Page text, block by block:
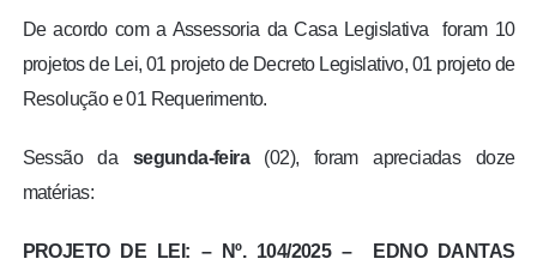
COLUNISTAS
De acordo com a Assessoria da Casa Legislativa foram 10
projetos de Lei, 01 projeto de Decreto Legislativo, 01 projeto de
Resolução e 01 Requerimento.
Sessão da segunda-feira(02), foram apreciadas doze
matérias:
PROJETO DE LEI: – Nº. 104/2025 – EDNO DANTAS